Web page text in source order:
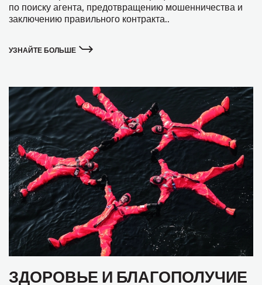
по поиску агента, предотвращению мошенничества и
заключению правильного контракта..
УЗНАЙТЕ БОЛЬШЕ
ЗДОРОВЬЕ И БЛАГОПОЛУЧИЕ